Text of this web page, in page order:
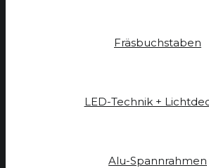
Fräsbuchstaben
LED-Technik +
Alu-Spannrahmen